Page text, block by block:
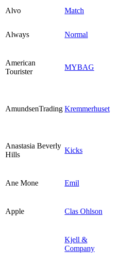
Alvo
Match
Always Normal
American
Tourister
MYBAG
AmundsenTrading Kremmerhuset
Anastasia Beverly
Hills
Kicks
Ane Mone Emil
Apple Clas Ohlson
Kjell &
Company